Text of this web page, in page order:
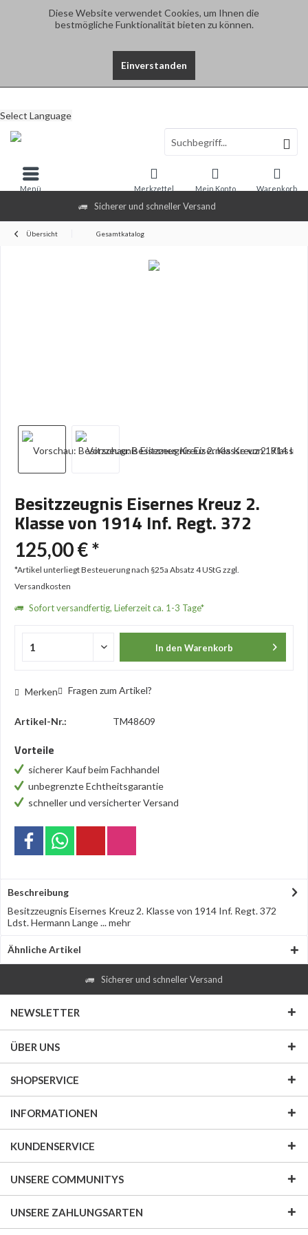
Diese Website verwendet Cookies, um Ihnen die
bestmögliche Funktionalität bieten zu können.
Einverstanden
Sicherer und schneller Versand
Select Language
Warenkorb
Merkzettel Mein Konto
Menü
Übersicht Gesamtkatalog
Besitzzeugnis Eisernes Kreuz 2.
Klasse von 1914 Inf. Regt. 372
125,00 € *
*Artikel unterliegt Besteuerung nach §25a Absatz 4 UStG zzgl.
Versandkosten
Sofort versandfertig, Lieferzeit ca. 1-3 Tage*
In den Warenkorb
Merken Fragen zum Artikel?
Artikel-Nr.: TM48609
Vorteile
sicherer Kauf beim Fachhandel
unbegrenzte Echtheitsgarantie
schneller und versicherter Versand
Beschreibung
Besitzzeugnis Eisernes Kreuz 2. Klasse von 1914 Inf. Regt. 372
Ldst. Hermann Lange ...mehr
Ähnliche Artikel
Sicherer und schneller Versand
NEWSLETTER
ÜBER UNS
SHOPSERVICE
INFORMATIONEN
KUNDENSERVICE
UNSERE COMMUNITYS
UNSERE ZAHLUNGSARTEN